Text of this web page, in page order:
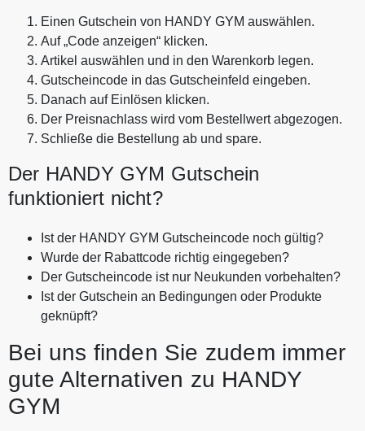
Einen Gutschein von HANDY GYM auswählen.
Auf „Code anzeigen“ klicken.
Artikel auswählen und in den Warenkorb legen.
Gutscheincode in das Gutscheinfeld eingeben.
Danach auf Einlösen klicken.
Der Preisnachlass wird vom Bestellwert abgezogen.
Schließe die Bestellung ab und spare.
Der HANDY GYM Gutschein
funktioniert nicht?
Ist der HANDY GYM Gutscheincode noch gültig?
Wurde der Rabattcode richtig eingegeben?
Der Gutscheincode ist nur Neukunden vorbehalten?
Ist der Gutschein an Bedingungen oder Produkte
geknüpft?
Bei uns finden Sie zudem immer
gute Alternativen zu HANDY
GYM